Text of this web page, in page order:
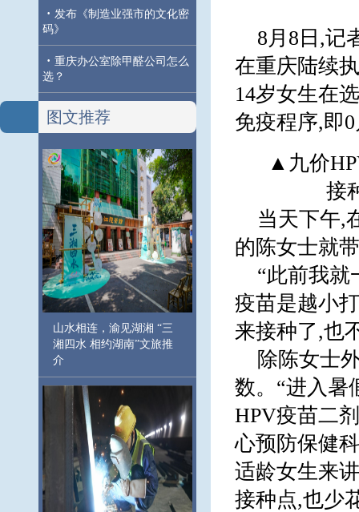
· 发布《制造业强市的文化密
码》
· 重庆办公室除甲醛公司怎么
选？
图文推荐
山水相连，渝见湖湘 “三
湘四水 相约湖南”文旅推
介
8月8日,记
在重庆陆续
14岁女生在
免疫程序,即
▲九价
接
当天下午,
的陈女士就
“此前我就
疫苗是越小
来接种了,也
除陈女士
数。“进入暑
HPV疫苗二
心预防保健
适龄女生来
接种点,也少